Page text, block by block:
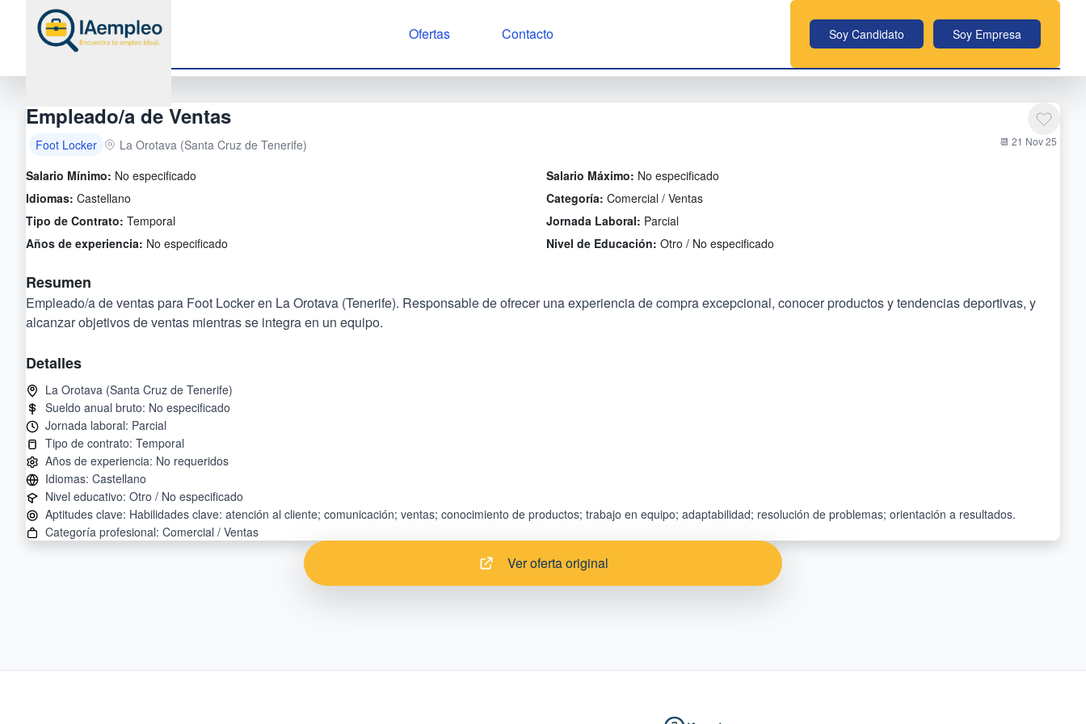
Ofertas Contacto Soy Candidato Soy Empresa
Empleado/a de Ventas
Foot Locker La Orotava (Santa Cruz de Tenerife) 📆 21 Nov 25
Salario Mínimo: No especificado Salario Máximo: No especificado
Idiomas: Castellano Categoría: Comercial / Ventas
Tipo de Contrato: Temporal Jornada Laboral: Parcial
Años de experiencia: No especificado Nivel de Educación: Otro / No especificado
Resumen
Empleado/a de ventas para Foot Locker en La Orotava (Tenerife). Responsable de ofrecer una experiencia de compra excepcional, conocer productos y tendencias deportivas, y
alcanzar objetivos de ventas mientras se integra en un equipo.
Detalles
Ver oferta original